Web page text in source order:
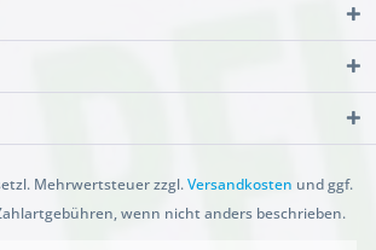
Mehrwertsteuer zzgl.Versandkosten und ggf.
wenn nicht anders beschrieben.